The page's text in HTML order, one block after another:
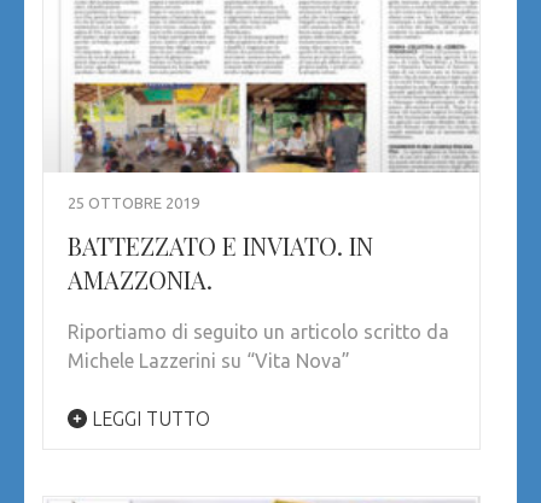
25 OTTOBRE 2019
BATTEZZATO E INVIATO. IN
AMAZZONIA.
Riportiamo di seguito un articolo scritto da
Michele Lazzerini su “Vita Nova”
LEGGI TUTTO